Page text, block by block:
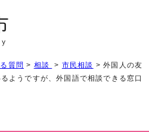
質問 > 相談 > 市民相談 > 外国人の友
ようですが、外国語で相談できる窓口